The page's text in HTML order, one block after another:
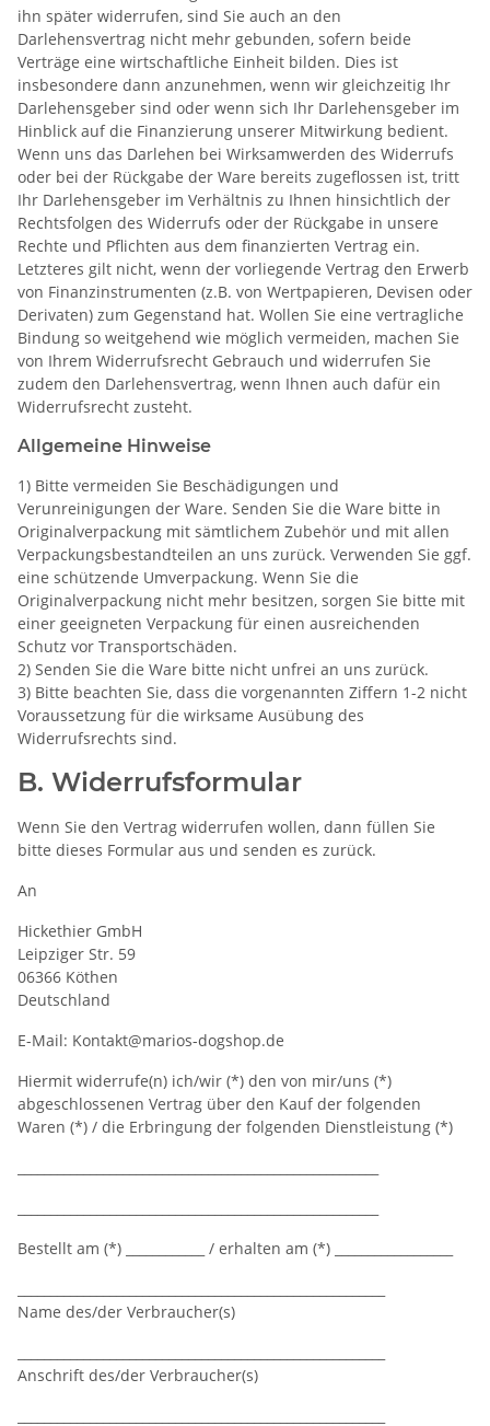
ihn später widerrufen, sind Sie auch an den
Darlehensvertrag nicht mehr gebunden, sofern beide
Verträge eine wirtschaftliche Einheit bilden. Dies ist
insbesondere dann anzunehmen, wenn wir gleichzeitig Ihr
Darlehensgeber sind oder wenn sich Ihr Darlehensgeber im
Hinblick auf die Finanzierung unserer Mitwirkung bedient.
Wenn uns das Darlehen bei Wirksamwerden des Widerrufs
oder bei der Rückgabe der Ware bereits zugeflossen ist, tritt
Ihr Darlehensgeber im Verhältnis zu Ihnen hinsichtlich der
Rechtsfolgen des Widerrufs oder der Rückgabe in unsere
Rechte und Pflichten aus dem finanzierten Vertrag ein.
Letzteres gilt nicht, wenn der vorliegende Vertrag den Erwerb
von Finanzinstrumenten (z.B. von Wertpapieren, Devisen oder
Derivaten) zum Gegenstand hat. Wollen Sie eine vertragliche
Bindung so weitgehend wie möglich vermeiden, machen Sie
von Ihrem Widerrufsrecht Gebrauch und widerrufen Sie
zudem den Darlehensvertrag, wenn Ihnen auch dafür ein
Widerrufsrecht zusteht.
Allgemeine Hinweise
1) Bitte vermeiden Sie Beschädigungen und
Verunreinigungen der Ware. Senden Sie die Ware bitte in
Originalverpackung mit sämtlichem Zubehör und mit allen
Verpackungsbestandteilen an uns zurück. Verwenden Sie ggf.
eine schützende Umverpackung. Wenn Sie die
Originalverpackung nicht mehr besitzen, sorgen Sie bitte mit
einer geeigneten Verpackung für einen ausreichenden
Schutz vor Transportschäden.
2) Senden Sie die Ware bitte nicht unfrei an uns zurück.
3) Bitte beachten Sie, dass die vorgenannten Ziffern 1-2 nicht
Voraussetzung für die wirksame Ausübung des
Widerrufsrechts sind.
B. Widerrufsformular
Wenn Sie den Vertrag widerrufen wollen, dann füllen Sie
bitte dieses Formular aus und senden es zurück.
An
Hickethier GmbH
Leipziger Str. 59
06366 Köthen
Deutschland
E-Mail: Kontakt@marios-dogshop.de
Hiermit widerrufe(n) ich/wir (*) den von mir/uns (*)
abgeschlossenen Vertrag über den Kauf der folgenden
Waren (*) / die Erbringung der folgenden Dienstleistung (*)
Bestellt am (*) ____________ / erhalten am (*) __________________
Name des/der Verbraucher(s)
Anschrift des/der Verbraucher(s)